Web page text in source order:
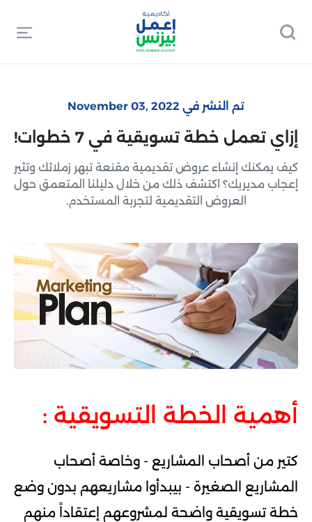
تم النشر في November 03, 2022
إزاي تعمل خطة تسويقية في 7 خطوات!
كيف يمكنك إنشاء عروض تقديمية مقنعة تبهر زملائك وتثير
إعجاب مديريك؟ اكتشف ذلك من خلال دليلنا المتعمق حول
العروض التقديمية لتجربة المستخدم.
أهمية الخطة التسويقية :
كتير من أصحاب المشاريع - وخاصة أصحاب
المشاريع الصغيرة - بيبدأوا مشاريعهم بدون وضع
خطة تسويقية واضحة لمشروعهم إعتقاداً منهم